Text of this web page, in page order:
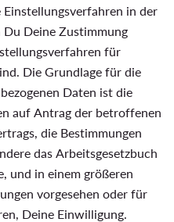
in der
Deine Zustimmung
für
Die Grundlage für die
Daten ist die
auf Antrag der betroffenen
die Bestimmungen
das Arbeitsgesetzbuch
und in einem größeren
vorgesehen oder für
Deine Einwilligung.